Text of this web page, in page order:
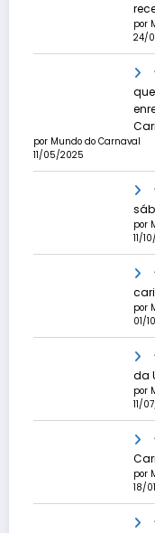
por
24/
por Mundo do Carnaval
11/05/2025
por
11/
por
01/
da
por
11/
por
18/